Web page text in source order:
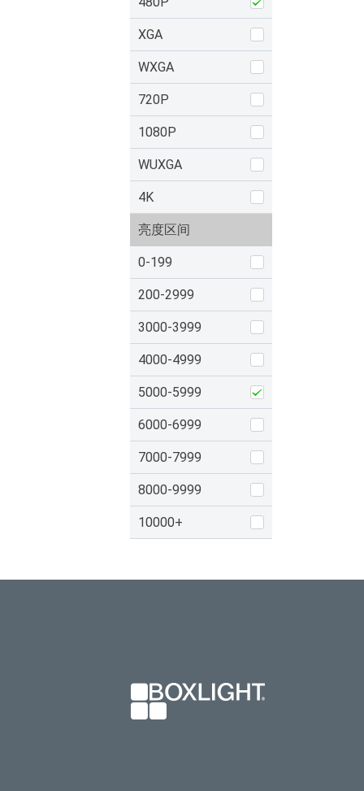
XGA
WXGA
720P
1080P
WUXGA
4K
亮度区间
0-199
200-2999
3000-3999
4000-4999
5000-5999
6000-6999
7000-7999
8000-9999
10000+